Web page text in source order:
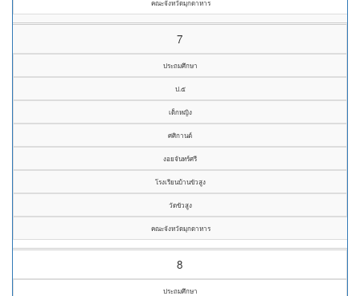
คณะจังหวัดมุกดาหาร
7
ประถมศึกษา
ป.๕
เด็กหญิง
ศศิกานต์
งอยจันทร์ศรี
โรงเรียนบ้านขัวสูง
วัดขัวสูง
คณะจังหวัดมุกดาหาร
8
ประถมศึกษา